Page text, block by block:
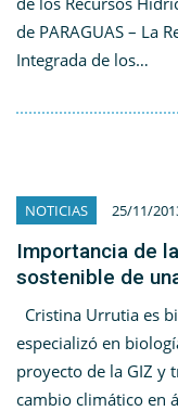
de PARAGUAS – La
Integrada de los…
NOTICIAS 25/11/
Importancia de
sostenible de
Cristina Urrutia es
especializó en
proyecto de la GIZ y
cambio climático en